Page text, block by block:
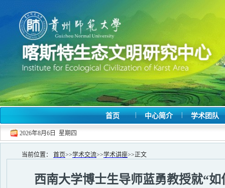
首页 | 中心简介 | 学术团队
2026年8月6日 星期四
当前位置： 首页>>学术交流>>学术讲座>>正文
西南大学博士生导师蓝勇教授就“